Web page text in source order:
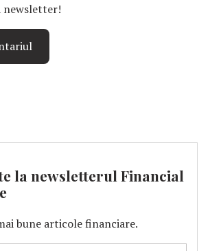
newsletter!
la newsletterul Financial
bune articole financiare.